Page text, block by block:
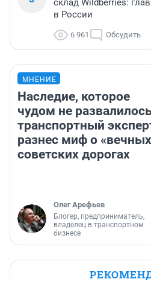
в России
6 961 Обсудить
МНЕНИЕ
Наследие, которое
чудом не
транспортный
разнес миф о
советских дорогах
Олег Арефьев
Блогер, предприниматель,
владелец в транспортном
бизнесе